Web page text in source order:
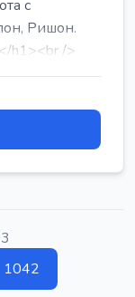
с
Ришон.
h1><br />
1042